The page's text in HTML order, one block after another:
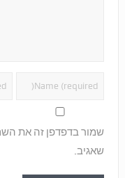
שמור בדפדפן זה את
שאגיב.